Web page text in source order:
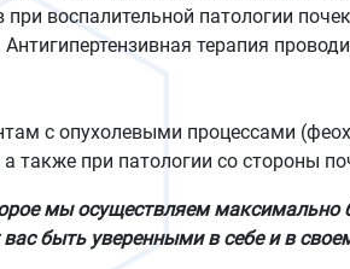
воспалительной патологии
терапия
с опухолевыми процессами
также при патологии со стороны
мы осуществляем максимально
быть уверенными в себе и в